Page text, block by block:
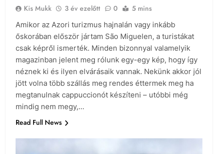
Kis Mukk 3 év ezelőtt 0 5 mins
Amikor az Azori turizmus hajnalán vagy inkább
őskorában először jártam São Miguelen, a turistákat
csak képről ismerték. Minden bizonnyal valamelyik
magazinban jelent meg rólunk egy-egy kép, hogy így
néznek ki és ilyen elvárásaik vannak. Nekünk akkor jól
jött volna több szállás meg rendes éttermek meg ha
megtanulnak cappuccionót készíteni – utóbbi még
mindig nem megy,…
Read Full News